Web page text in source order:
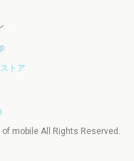
トア
mobile All Rights Reserved.